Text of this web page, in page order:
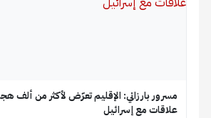
مسرور بارزاني: الإقليم تعرّض لأكثر من ألف
علاقات مع إسرائيل